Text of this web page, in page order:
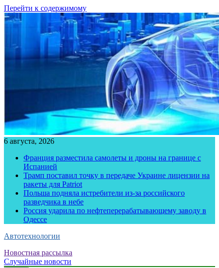
Перейти к содержимому
6 августа, 2026
Франция разместила самолеты и дроны на границе с
Испанией
Трамп поставил точку в передаче Украине лицензии на
ракеты для Patriot
Польша подняла истребители из-за российского
разведчика в небе
Россия ударила по нефтеперерабатывающему заводу в
Одессе
Автотехнологии
Новостная рассылка
Случайные новости